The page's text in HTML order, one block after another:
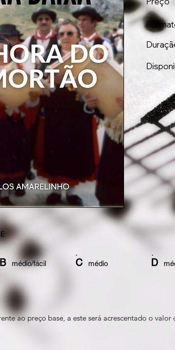
B médio/fácil Cmédio D
ao preço base, a este será acrescentado o valor